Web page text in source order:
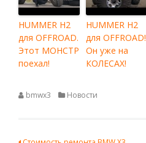
HUMMER H2
для OFFROAD.
Этот МОНСТР
поехал!
HUMMER H2
для OFFROAD!
Он уже на
КОЛЕСАХ!
bmwx3 Новости